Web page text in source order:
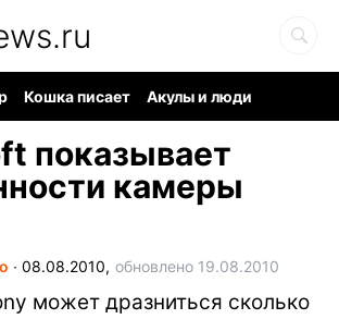
Кошка писает
Акулы и люди
показывает
камеры
∙ 08.08.2010, обновлено 19.08.2010
может дразниться сколько